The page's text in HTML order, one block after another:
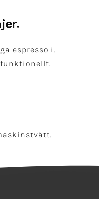
espresso i.